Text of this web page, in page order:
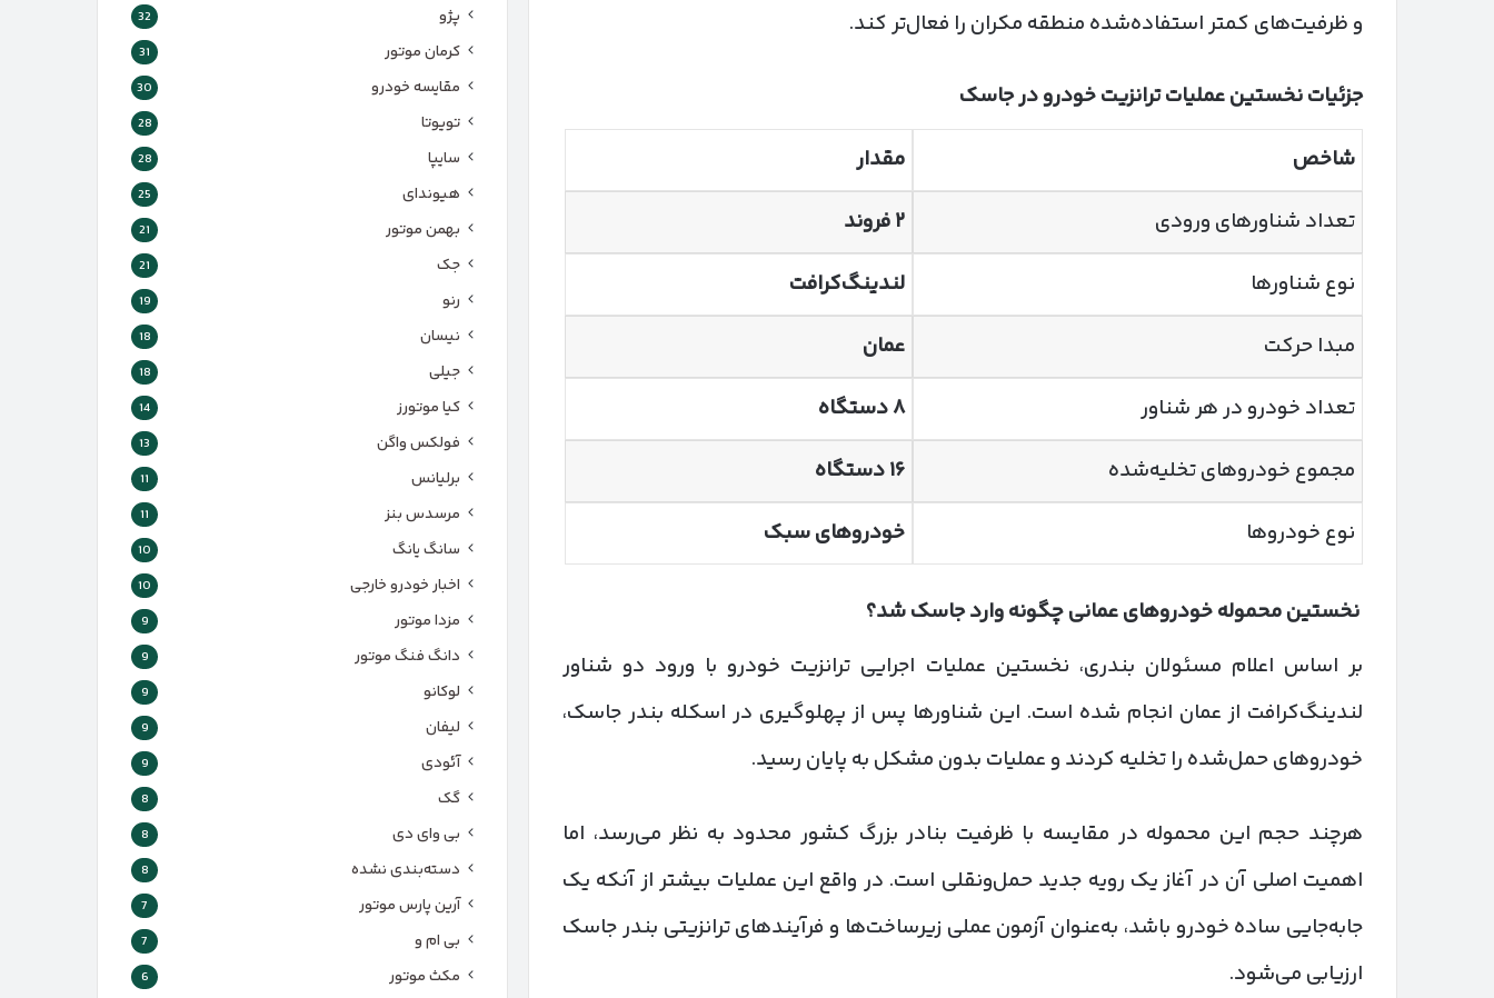
و ظرفیت‌های کمتر استفاده‌شده منطقه مکران را فعال‌تر کند.
جزئیات نخستین عملیات ترانزیت خودرو در جاسک
شاخص
مقدار
تعداد شناورهای ورودی
۲فروند
نوع شناورها
لندینگ‌کرافت
مبدا حرکت
عمان
تعداد خودرو در هر شناور
۸دستگاه
مجموع خودروهای تخلیه‌شده
۱۶دستگاه
نوع خودروها
خودروهای سبک
نخستین محموله خودروهای عمانی چگونه وارد جاسک شد؟
بر اساس اعلام مسئولان بندری، نخستین عملیات اجرایی ترانزیت خودرو با ورود دو شناور
لندینگ‌کرافت از عمان انجام شده است. این شناورها پس از پهلوگیری در اسکله بندر جاسک،
خودروهای حمل‌شده را تخلیه کردند و عملیات بدون مشکل به پایان رسید.
هرچند حجم این محموله در مقایسه با ظرفیت بنادر بزرگ کشور محدود به نظر می‌رسد، اما
اهمیت اصلی آن در آغاز یک رویه جدید حمل‌ونقلی است. در واقع این عملیات بیشتر از آنکه یک
جابه‌جایی ساده خودرو باشد، به‌عنوان آزمون عملی زیرساخت‌ها و فرآیندهای ترانزیتی بندر جاسک
ارزیابی می‌شود.
پژو 32
کرمان موتور 31
مقایسه خودرو 30
تویوتا 28
سایپا 28
هیوندای 25
بهمن موتور 21
جک 21
رنو 19
نیسان 18
جیلی 18
کیا موتورز 14
فولکس واگن 13
برلیانس 11
مرسدس بنز 11
سانگ یانگ 10
اخبار خودرو خارجی 10
مزدا موتور 9
دانگ فنگ موتور 9
لوکانو 9
لیفان 9
آئودی 9
گک 8
بی وای دی 8
دسته‌بندی نشده 8
آرین پارس موتور 7
بی ام و 7
مکث موتور 6